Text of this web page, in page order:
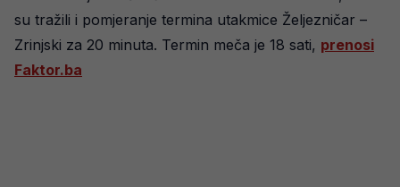
su tražili i pomjeranje termina utakmice Željezničar –
Zrinjski za 20 minuta. Termin meča je 18 sati, prenosi
Faktor.ba